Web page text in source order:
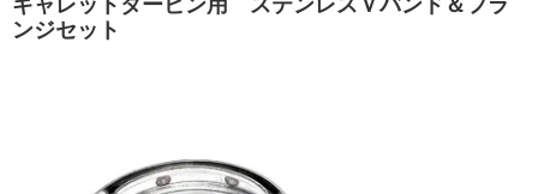
ギャレットタービン用 ステンレスＶバンド＆フラ
ンジセット